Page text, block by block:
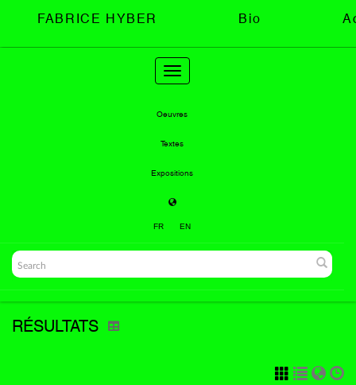
FABRICE HYBER Bio
Toggle
navigation
Oeuvres
Textes
Expositions
FR EN
RÉSULTATS